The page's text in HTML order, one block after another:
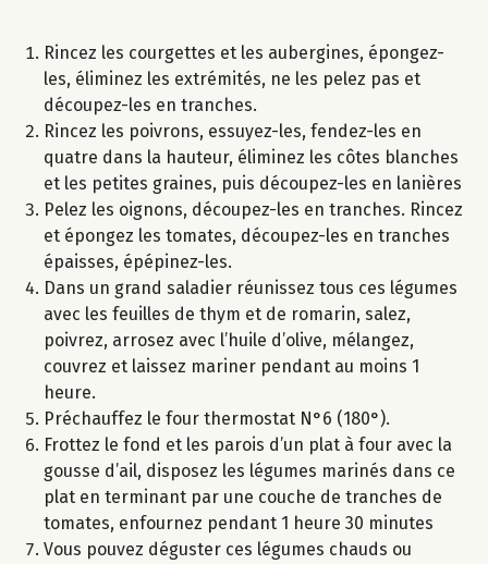
Rincez les courgettes et les aubergines, épongez-
les, éliminez les extrémités, ne les pelez pas et
découpez-les en tranches.
Rincez les poivrons, essuyez-les, fendez-les en
quatre dans la hauteur, éliminez les côtes blanches
et les petites graines, puis découpez-les en lanières
Pelez les oignons, découpez-les en tranches. Rincez
et épongez les tomates, découpez-les en tranches
épaisses, épépinez-les.
Dans un grand saladier réunissez tous ces légumes
avec les feuilles de thym et de romarin, salez,
poivrez, arrosez avec l’huile d’olive, mélangez,
couvrez et laissez mariner pendant au moins 1
heure.
Préchauffez le four thermostat N°6 (180°).
Frottez le fond et les parois d’un plat à four avec la
gousse d’ail, disposez les légumes marinés dans ce
plat en terminant par une couche de tranches de
tomates, enfournez pendant 1 heure 30 minutes
Vous pouvez déguster ces légumes chauds ou